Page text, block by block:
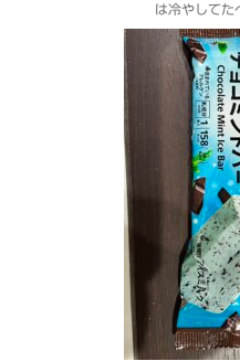
は冷やしてた